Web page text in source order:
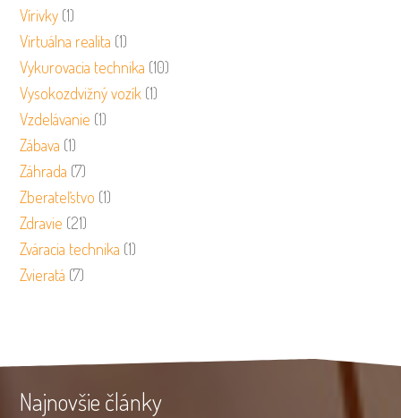
Vírivky (1)
Virtuálna realita (1)
Vykurovacia technika (10)
Vysokozdvižný vozík (1)
Vzdelávanie (1)
Zábava (1)
Záhrada (7)
Zberateľstvo (1)
Zdravie (21)
Zváracia technika (1)
Zvieratá (7)
Najnovšie články